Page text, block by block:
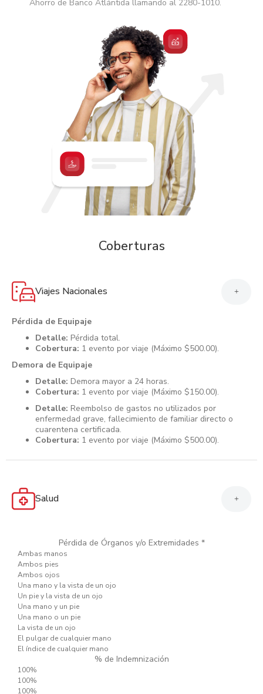
Ahorro de Banco Atlántida llamando al 2280-1010.
Coberturas
Viajes Nacionales +
Pérdida de Equipaje
Detalle: Pérdida total.
Cobertura: 1 evento por viaje (Máximo $500.00).
Demora de Equipaje
Detalle: Demora mayor a 24 horas.
Cobertura: 1 evento por viaje (Máximo $150.00).
Detalle: Reembolso de gastos no utilizados por
enfermedad grave, fallecimiento de familiar directo o
cuarentena certificada.
Cobertura: 1 evento por viaje (Máximo $500.00).
Salud +
Pérdida de Órganos y/o Extremidades *
Ambas manos
Ambos pies
Ambos ojos
Una mano y la vista de un ojo
Un pie y la vista de un ojo
Una mano y un pie
Una mano o un pie
La vista de un ojo
El pulgar de cualquier mano
El índice de cualquier mano
% de Indemnización
100%
100%
100%